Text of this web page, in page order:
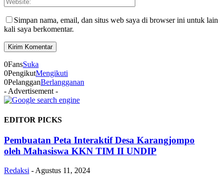
Simpan nama, email, dan situs web saya di browser ini untuk lain
kali saya berkomentar.
0FansSuka
0PengikutMengikuti
0PelangganBerlangganan
- Advertisement -
EDITOR PICKS
Pembuatan Peta Interaktif Desa Karangjompo
oleh Mahasiswa KKN TIM II UNDIP
Redaksi - Agustus 11, 2024